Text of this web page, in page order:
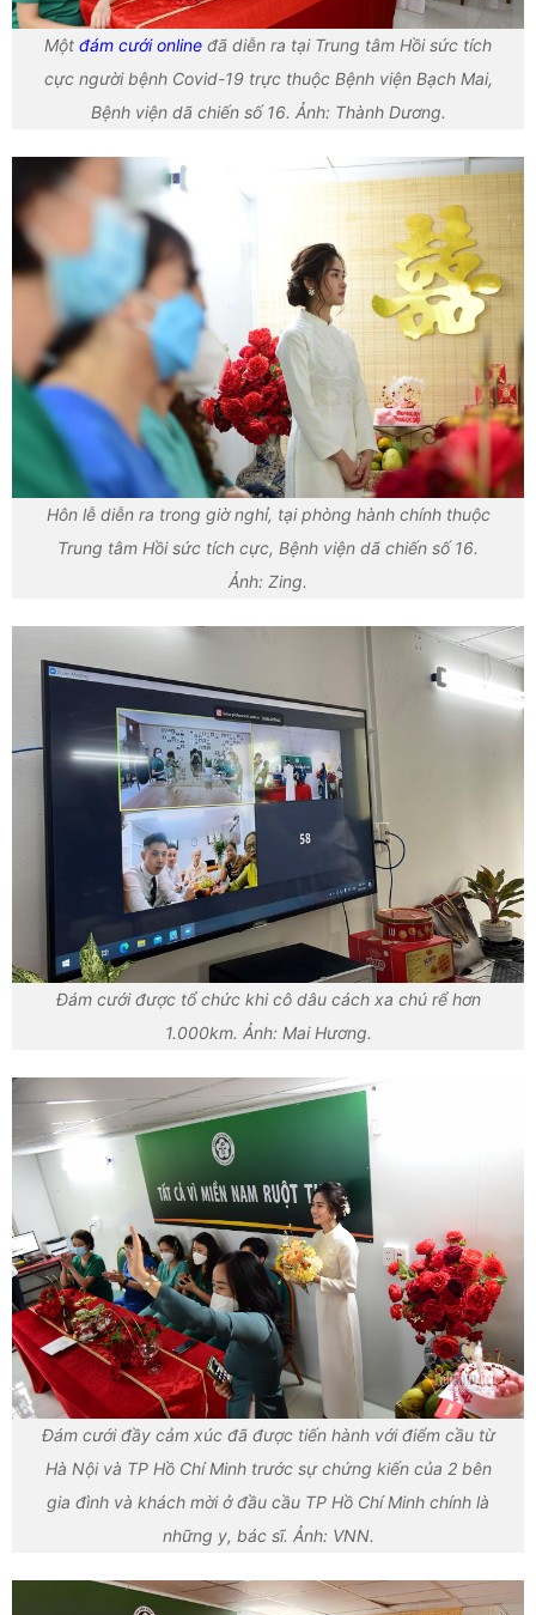
Một đám cưới online đã diễn ra tại Trung tâm Hồi sức tích
cực người bệnh Covid-19 trực thuộc Bệnh viện Bạch Mai,
Bệnh viện dã chiến số 16. Ảnh: Thành Dương.
Hôn lễ diễn ra trong giờ nghỉ, tại phòng hành chính thuộc
Trung tâm Hồi sức tích cực, Bệnh viện dã chiến số 16.
Ảnh: Zing.
Đám cưới được tổ chức khi cô dâu cách xa chú rể hơn
1.000km. Ảnh: Mai Hương.
Đám cưới đầy cảm xúc đã được tiến hành với điểm cầu từ
Hà Nội và TP Hồ Chí Minh trước sự chứng kiến của 2 bên
gia đình và khách mời ở đầu cầu TP Hồ Chí Minh chính là
những y, bác sĩ. Ảnh: VNN.